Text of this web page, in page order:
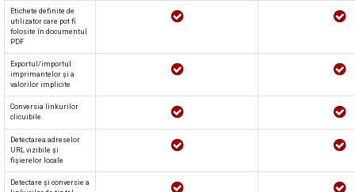
Etichete definite de
utilizator care pot fi
folosite în documentul
PDF
Exportul/importul
imprimantelor și a
valorilor implicite
Conversia linkurilor
clicuibile
Detectarea adreselor
URL vizibile și
fișierelor locale
Detectare și conversie a